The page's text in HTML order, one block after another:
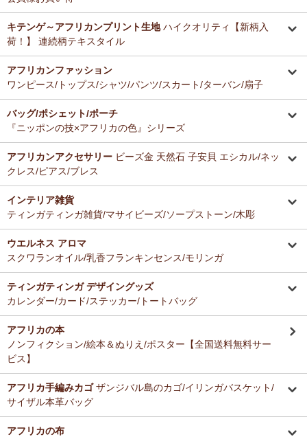
キテンゲ～アフリカンプリント生地ハイクオリティ【新柄入
荷！】 連続柄テキスタイル
アフリカンファッション
ワンピース/トップス/シャツ/パンツ/スカート/ターバン/扇子
バッグ/ポシェット/ポーチ
『ニッポンの技×アフリカの色』シリーズ
アフリカンアクセサリー ビーズ金 天然石 子安貝 エシカル/ネッ
クレス/ピアス/ブレス
インテリア雑貨
ティンガティンガ雑貨/マサイビーズ/ソープストーン/木彫
ウエルネス アロマ
スクワランオイル/乳香フランキンセンス/モリンガ
ティンガティンガ デザイングッズ
カレンダー/カード/ステッカー/トートバッグ
アフリカの本
ノンフィクション/絵本＆ぬりえ/ポスター【全国送料無料サー
ビス】
アフリカ手編みカゴザンジバル島のカゴ/イリンガバスケット/
サイザル本革バッグ
アフリカの布